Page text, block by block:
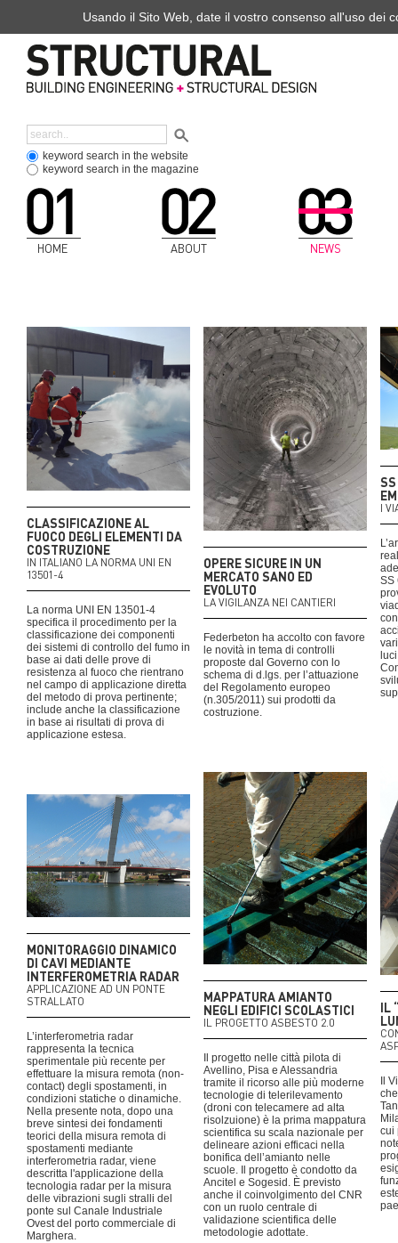
keyword search in the website
keyword search in the magazine
HOME ABOUT NEWS
CLASSIFICAZIONE AL
FUOCO DEGLI ELEMENTI DA
COSTRUZIONE
IN ITALIANO LA NORMA UNI EN
13501-4
La norma UNI EN 13501-4
specifica il procedimento per la
classificazione dei componenti
dei sistemi di controllo del fumo in
base ai dati delle prove di
resistenza al fuoco che rientrano
nel campo di applicazione diretta
del metodo di prova pertinente;
include anche la classificazione
in base ai risultati di prova di
applicazione estesa.
OPERE SICURE IN UN
MERCATO SANO ED
EVOLUTO
LA VIGILANZA NEI CANTIERI
Federbeton ha accolto con favore
le novità in tema di controlli
proposte dal Governo con lo
schema di d.lgs. per l’attuazione
del Regolamento europeo
(n.305/2011) sui prodotti da
costruzione.
I
SS
IL
Il
cui
MAPPATURA AMIANTO
NEGLI EDIFICI SCOLASTICI
IL PROGETTO ASBESTO 2.0
Il progetto nelle città pilota di
Avellino, Pisa e Alessandria
tramite il ricorso alle più moderne
tecnologie di telerilevamento
(droni con telecamere ad alta
risolzuione) è la prima mappatura
scientifica su scala nazionale per
delineare azioni efficaci nella
bonifica dell’amianto nelle
scuole. Il progetto è condotto da
Ancitel e Sogesid. È previsto
anche il coinvolgimento del CNR
con un ruolo centrale di
validazione scientifica delle
metodologie adottate.
MONITORAGGIO DINAMICO
DI CAVI MEDIANTE
INTERFEROMETRIA RADAR
APPLICAZIONE AD UN PONTE
STRALLATO
L’interferometria radar
rappresenta la tecnica
sperimentale più recente per
effettuare la misura remota (non-
contact) degli spostamenti, in
condizioni statiche o dinamiche.
Nella presente nota, dopo una
breve sintesi dei fondamenti
teorici della misura remota di
spostamenti mediante
interferometria radar, viene
descritta l'applicazione della
tecnologia radar per la misura
delle vibrazioni sugli stralli del
ponte sul Canale Industriale
Ovest del porto commerciale di
Marghera.
Usando il Sito Web, date il vostro consenso all'uso